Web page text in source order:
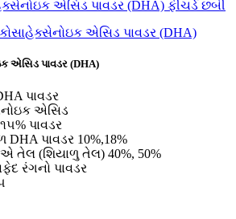
એસિડ પાવડર (DHA)
પાવડર
એસિડ
પાવડર
DHA પાવડર 10%,18%
તેલ (શિયાળુ તેલ) 40%, 50%
રંગનો પાવડર